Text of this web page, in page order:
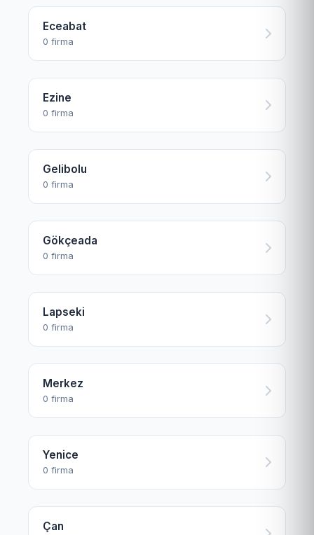
Eceabat
0 firma
Ezine
0 firma
Gelibolu
0 firma
Gökçeada
0 firma
Lapseki
0 firma
Merkez
0 firma
Yenice
0 firma
Çan